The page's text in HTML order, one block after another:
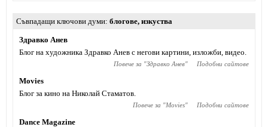
Съвпадащи ключови думи блогове, изкуства
Здравко Анев
Блог на художника Здравко Анев с негови картини, изложби, видео.
Повече за "Здравко Анев" Подобни сайтове
Movies
Блог за кино на Николай Стаматов.
Повече за "Movies" Подобни сайтове
Dance Magazine